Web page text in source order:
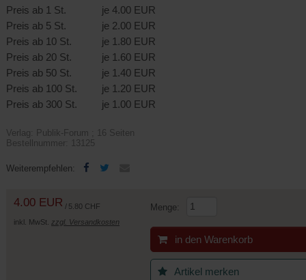
Preis ab 1 St.
je 4.00 EUR
Preis ab 5 St.
je 2.00 EUR
Preis ab 10 St.
je 1.80 EUR
Preis ab 20 St.
je 1.60 EUR
Preis ab 50 St.
je 1.40 EUR
Preis ab 100 St.
je 1.20 EUR
Preis ab 300 St.
je 1.00 EUR
Verlag: Publik-Forum ; 16 Seiten
Bestellnummer: 13125
Weiterempfehlen:
(Öffnet
neuen
4.00 EUR / 5.80 CHF
inkl. MwSt. zzgl. Versandkosten
Menge:
in den Warenkorb
Artikel merken